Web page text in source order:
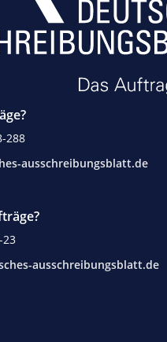
288
ausschreibungsblatt.de
23
ausschreibungsblatt.de